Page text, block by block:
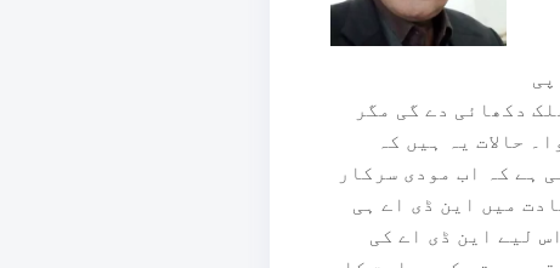
دکھائی دے گی مگر
حالات یہ ہیں کہ
ہے کہ اب مودی سرکار
میں این ڈی اے ہی
لیے این ڈی اے کی